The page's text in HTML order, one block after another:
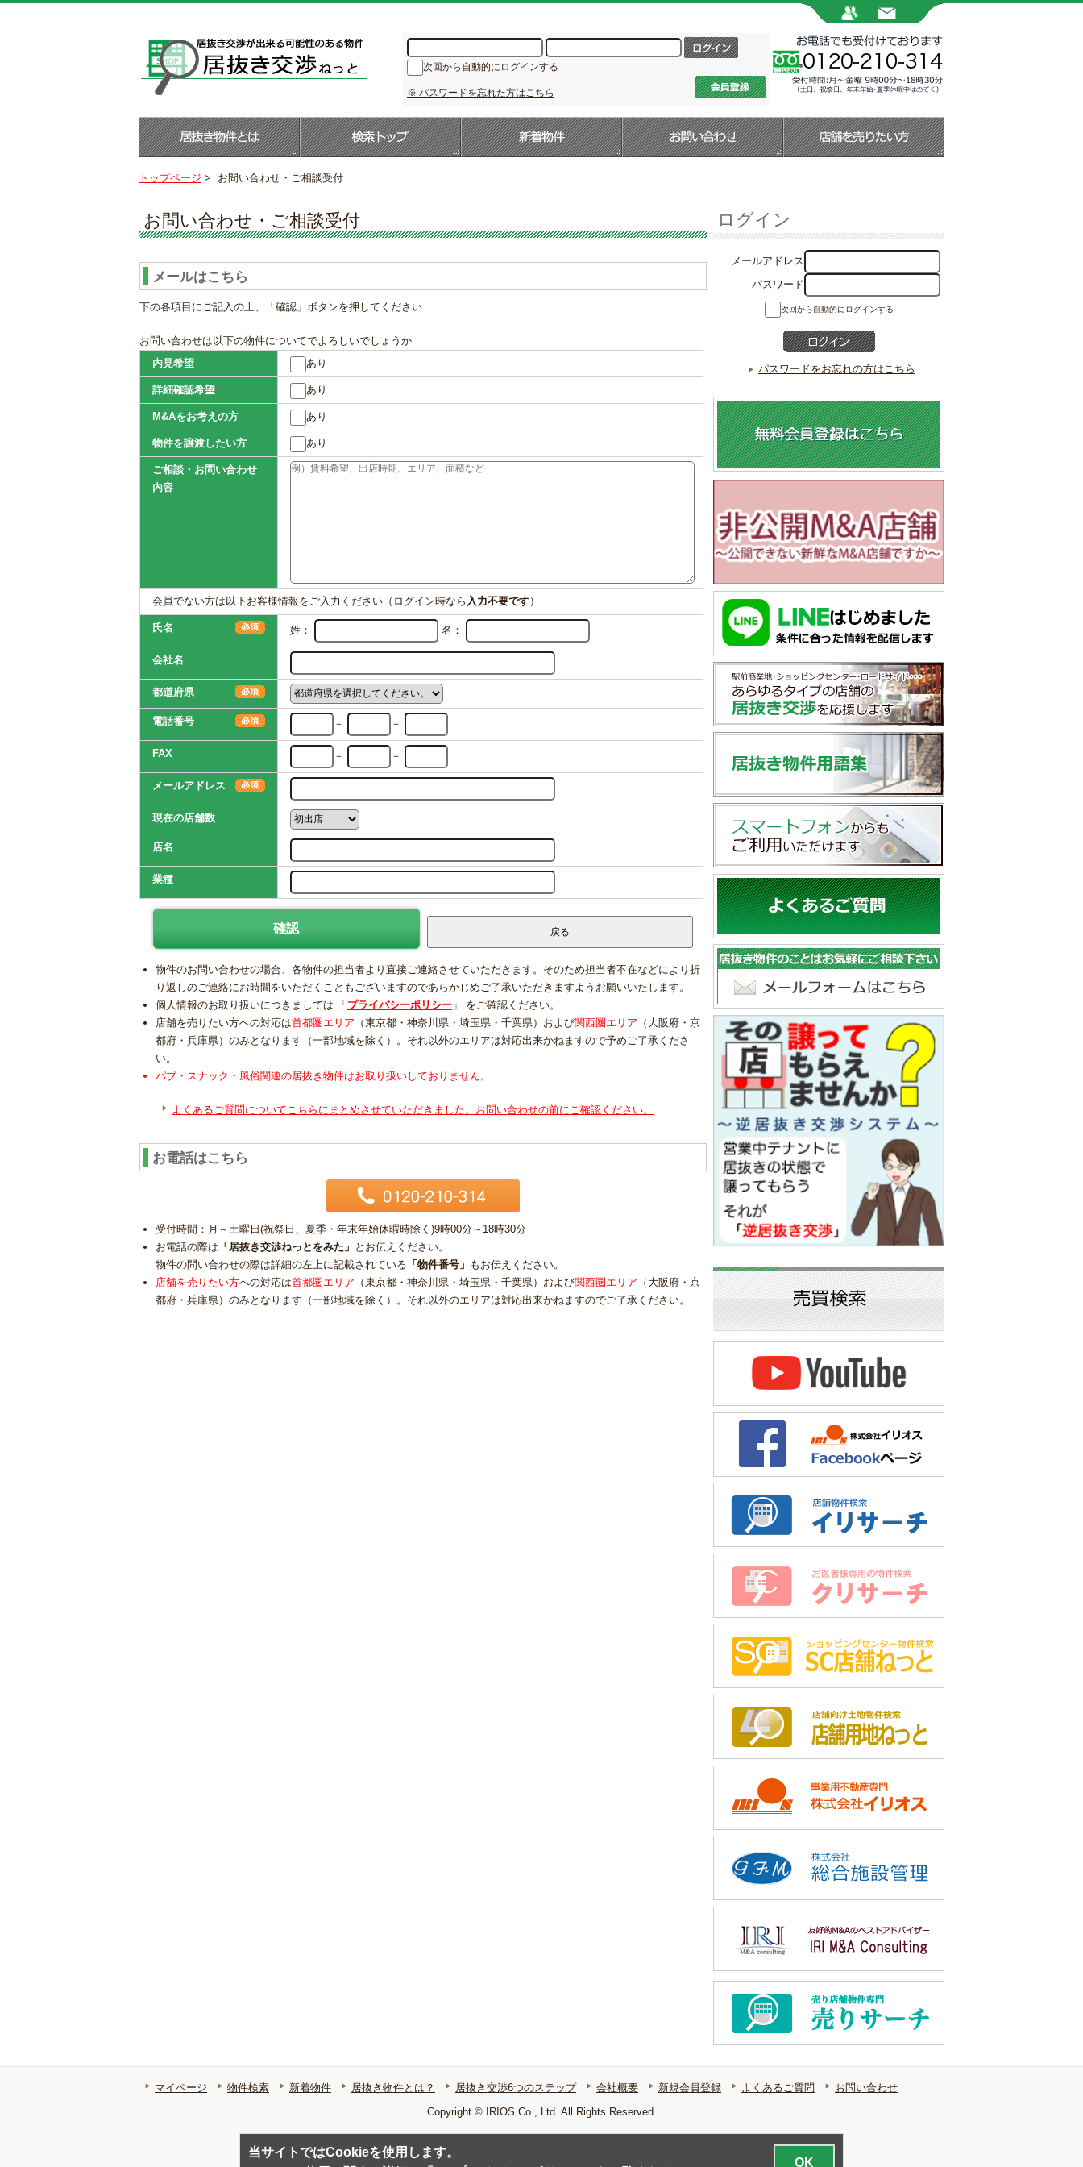
次回から自動的にログインする
※ パスワードを忘れた方はこちら
トップページ > お問い合わせ・ご相談受付
お問い合わせ・ご相談受付
メールはこちら
下の各項目にご記入の上、「確認」ボタンを押してください
お問い合わせは以下の物件についてでよろしいでしょうか
内見希望
あり
詳細確認希望 あり
M&Aをお考えの方 あり
物件を譲渡したい方 あり
ご相談・お問い合わせ
内容
会員でない方は以下お客様情報をご入力ください（ログイン時なら 入力不要です）
氏名 姓： 名：
会社名
都道府県
電話番号 － －
FAX － －
メールアドレス
現在の店舗数
店名
業種
物件のお問い合わせの場合、各物件の担当者より直接ご連絡させていただきます。そのため担当者不在などにより折
り返しのご連絡にお時間をいただくこともございますのであらかじめご了承いただきますようお願いいたします。
個人情報のお取り扱いにつきましては 「 プライバシーポリシー 」 をご確認ください。
店舗を売りたい方への対応は首都圏エリア （東京都・神奈川県・埼玉県・千葉県）および関西圏エリア （大阪府・京
都府・兵庫県）のみとなります（一部地域を除く）。それ以外のエリアは対応出来かねますので予めご了承くださ
い。
パブ・スナック・風俗関連の居抜き物件はお取り扱いしておりません。
よくあるご質問についてこちらにまとめさせていただきました。お問い合わせの前にご確認ください。
お電話はこちら
受付時間：月～土曜日(祝祭日、夏季・年末年始休暇時除く)9時00分～18時30分
お電話の際は 「居抜き交渉ねっとをみた」 とお伝えください。
物件の問い合わせの際は詳細の左上に記載されている 「物件番号」 もお伝えください。
店舗を売りたい方への対応は首都圏エリア （東京都・神奈川県・埼玉県・千葉県）および関西圏エリア （大阪府・京
都府・兵庫県）のみとなります（一部地域を除く）。それ以外のエリアは対応出来かねますのでご了承ください。
ログイン
メールアドレス
パスワード
次回から自動的にログインする
パスワードをお忘れの方はこちら
マイページ 物件検索 新着物件 居抜き物件とは？ 居抜き交渉6つのステップ 会社概要 新規会員登録 よくあるご質問
お問い合わせ
Copyright © IRIOS Co., Ltd. All Rights Reserved.
当サイトではCookieを使用します。
OK